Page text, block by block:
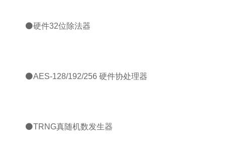
⚫硬件32位除法器
⚫AES-128/192/256 硬件协处理器
⚫TRNG真随机数发生器